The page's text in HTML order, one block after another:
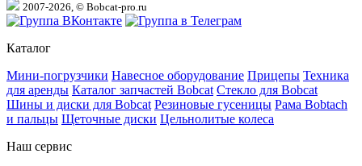
2007-2026, © Bobcat-pro.ru
Каталог
Мини-погрузчики Навесное оборудование Прицепы Техника
для аренды Каталог запчастей Bobcat Стекло для Bobcat
Шины и диски для Bobcat Резиновые гусеницы Рама Bobtach
и пальцы Щеточные диски Цельнолитые колеса
Наш сервис